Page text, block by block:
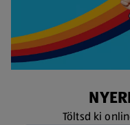
Töltsd ki